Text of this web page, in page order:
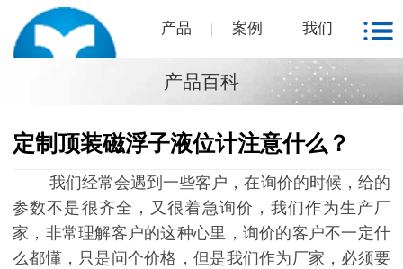
产品 案例 我们
产品百科
定制顶装磁浮子液位计注意什么？
我们经常会遇到一些客户，在询价的时候，给的
参数不是很齐全，又很着急询价，我们作为生产厂
家，非常理解客户的这种心里，询价的客户不一定什
么都懂，只是问个价格，但是我们作为厂家，必须要